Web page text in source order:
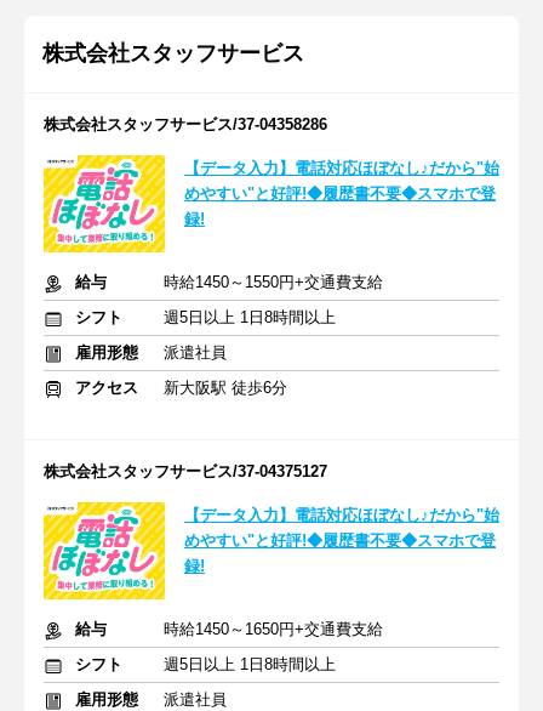
株式会社スタッフサービス
株式会社スタッフサービス/37-04358286
【データ入力】電話対応ほぼなし♪だから"始
めやすい"と好評!◆履歴書不要◆スマホで登
録!
給与
時給1450～1550円+交通費支給
シフト
週5日以上 1日8時間以上
雇用形態
派遣社員
アクセス
新大阪駅 徒歩6分
株式会社スタッフサービス/37-04375127
【データ入力】電話対応ほぼなし♪だから"始
めやすい"と好評!◆履歴書不要◆スマホで登
録!
給与
時給1450～1650円+交通費支給
シフト
週5日以上 1日8時間以上
雇用形態
派遣社員